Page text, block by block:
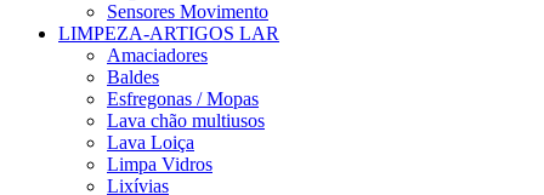
Sensores Movimento
LIMPEZA-ARTIGOS LAR
Amaciadores
Baldes
Esfregonas / Mopas
Lava chão multiusos
Lava Loiça
Limpa Vidros
Lixívias